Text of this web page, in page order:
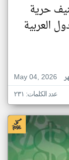
حرية
العربية
May 04, 2026
عدد الكلمات: ٢٣١